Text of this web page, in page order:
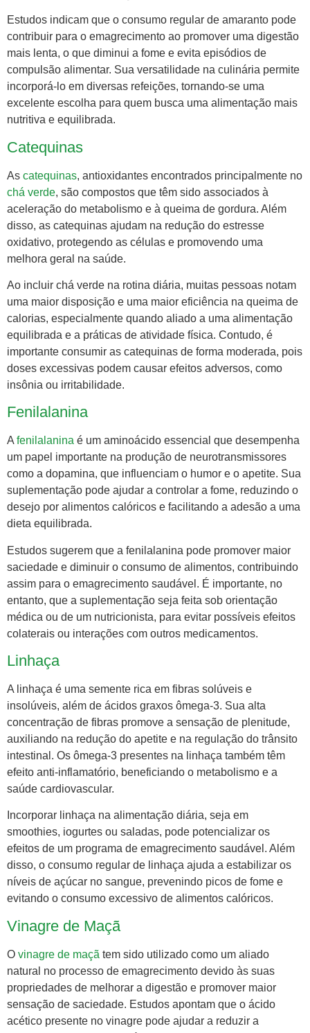
Estudos indicam que o consumo regular de amaranto pode
contribuir para o emagrecimento ao promover uma digestão
mais lenta, o que diminui a fome e evita episódios de
compulsão alimentar. Sua versatilidade na culinária permite
incorporá-lo em diversas refeições, tornando-se uma
excelente escolha para quem busca uma alimentação mais
nutritiva e equilibrada.
Catequinas
As catequinas, antioxidantes encontrados principalmente no
chá verde, são compostos que têm sido associados à
aceleração do metabolismo e à queima de gordura. Além
disso, as catequinas ajudam na redução do estresse
oxidativo, protegendo as células e promovendo uma
melhora geral na saúde.
Ao incluir chá verde na rotina diária, muitas pessoas notam
uma maior disposição e uma maior eficiência na queima de
calorias, especialmente quando aliado a uma alimentação
equilibrada e a práticas de atividade física. Contudo, é
importante consumir as catequinas de forma moderada, pois
doses excessivas podem causar efeitos adversos, como
insônia ou irritabilidade.
Fenilalanina
A fenilalanina é um aminoácido essencial que desempenha
um papel importante na produção de neurotransmissores
como a dopamina, que influenciam o humor e o apetite. Sua
suplementação pode ajudar a controlar a fome, reduzindo o
desejo por alimentos calóricos e facilitando a adesão a uma
dieta equilibrada.
Estudos sugerem que a fenilalanina pode promover maior
saciedade e diminuir o consumo de alimentos, contribuindo
assim para o emagrecimento saudável. É importante, no
entanto, que a suplementação seja feita sob orientação
médica ou de um nutricionista, para evitar possíveis efeitos
colaterais ou interações com outros medicamentos.
Linhaça
A linhaça é uma semente rica em fibras solúveis e
insolúveis, além de ácidos graxos ômega-3. Sua alta
concentração de fibras promove a sensação de plenitude,
auxiliando na redução do apetite e na regulação do trânsito
intestinal. Os ômega-3 presentes na linhaça também têm
efeito anti-inflamatório, beneficiando o metabolismo e a
saúde cardiovascular.
Incorporar linhaça na alimentação diária, seja em
smoothies, iogurtes ou saladas, pode potencializar os
efeitos de um programa de emagrecimento saudável. Além
disso, o consumo regular de linhaça ajuda a estabilizar os
níveis de açúcar no sangue, prevenindo picos de fome e
evitando o consumo excessivo de alimentos calóricos.
Vinagre de Maçã
O vinagre de maçã tem sido utilizado como um aliado
natural no processo de emagrecimento devido às suas
propriedades de melhorar a digestão e promover maior
sensação de saciedade. Estudos apontam que o ácido
acético presente no vinagre pode ajudar a reduzir a